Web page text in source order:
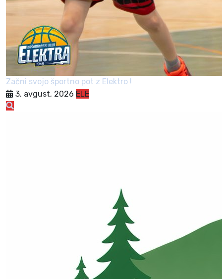
Začni svojo športno pot z Elektro !
3. avgust, 2026 ELE